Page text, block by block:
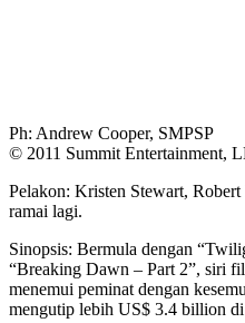
Ph: Andrew Cooper, SMPSP
© 2011 Summit Entertainment,
Pelakon: Kristen Stewart,
ramai lagi.
Sinopsis: Bermula dengan
“Breaking Dawn – Part 2”, siri
menemui peminat dengan
mengutip lebih US$ 3.4 billion